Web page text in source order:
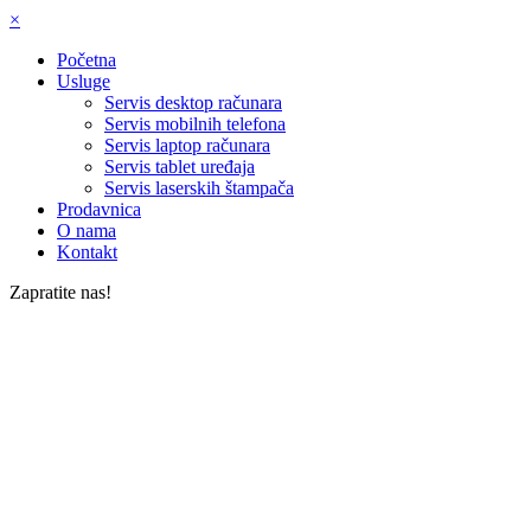
×
Početna
Usluge
Servis desktop računara
Servis mobilnih telefona
Servis laptop računara
Servis tablet uređaja
Servis laserskih štampača
Prodavnica
O nama
Kontakt
Zapratite nas!